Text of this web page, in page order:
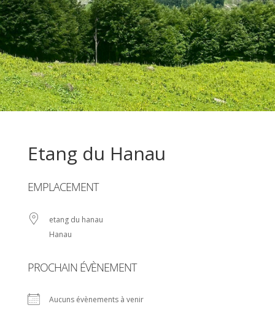
Etang du Hanau
EMPLACEMENT
etang du hanau
Hanau
PROCHAIN ÉVÈNEMENT
Aucuns évènements à venir